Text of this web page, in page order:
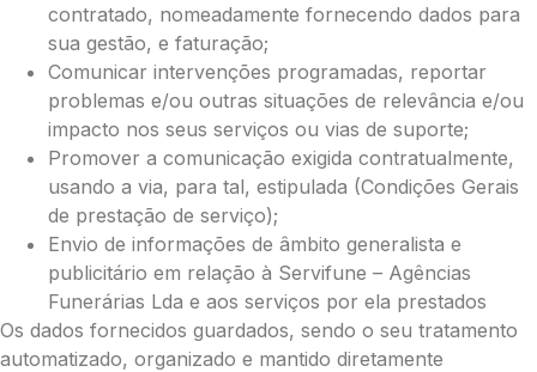
contratado, nomeadamente fornecendo dados para
sua gestão, e faturação;
Comunicar intervenções programadas, reportar
problemas e/ou outras situações de relevância e/ou
impacto nos seus serviços ou vias de suporte;
Promover a comunicação exigida contratualmente,
usando a via, para tal, estipulada (Condições Gerais
de prestação de serviço);
Envio de informações de âmbito generalista e
publicitário em relação à Servifune – Agências
Funerárias Lda e aos serviços por ela prestados
Os dados fornecidos guardados, sendo o seu tratamento
automatizado, organizado e mantido diretamente